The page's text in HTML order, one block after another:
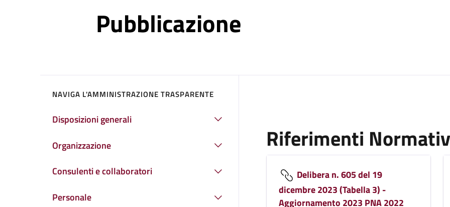
Pubblicazione
NAVIGA L'AMMINISTRAZIONE TRASPARENTE
Disposizioni generali
Organizzazione
Consulenti e collaboratori
Personale
Riferimenti
Delibera n. 605 del 19
dicembre 2023 (Tabella 3) -
Aggiornamento 2023 PNA 2022